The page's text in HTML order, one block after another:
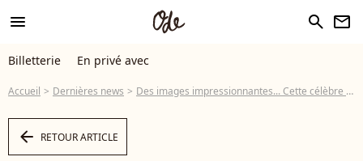
menu search newsletter
Billetterie En privé avec
Accueil Dernières news Des images impressionnantes... Cette célèbre chanteuse qui a signé l'un des plus gros tubes de l'année perd connaissance sur scène
arrow_left RETOUR ARTICLE